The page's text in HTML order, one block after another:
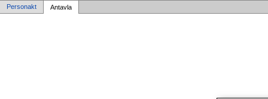
Personakt Antavla